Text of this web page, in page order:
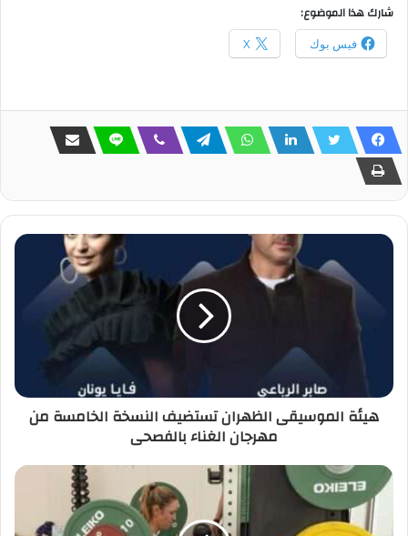
شارك هذا الموضوع:
فيس بوك X
هيئة الموسيقى الظهران تستضيف النسخة الخامسة من
مهرجان الغناء بالفصحى